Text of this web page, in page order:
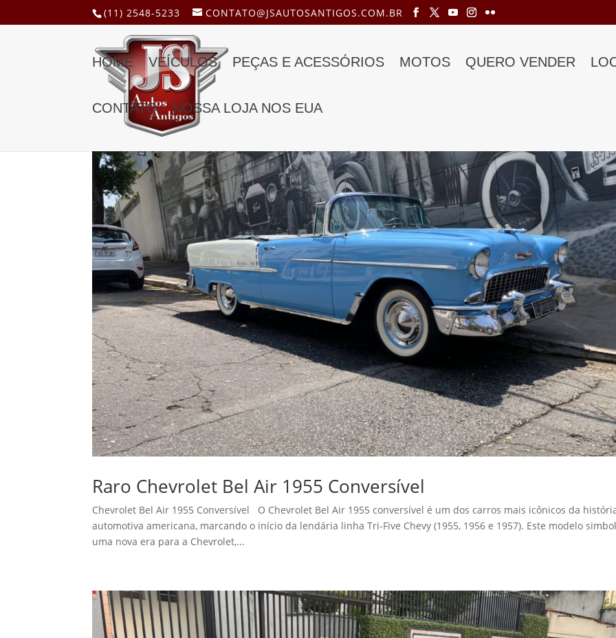
(11) 2548-5233 CONTATO@JSAUTOSANTIGOS.COM.BR
HOME VEÍCULOS PEÇAS E ACESSÓRIOS MOTOS QUERO VENDER
CONTATO NOSSA LOJA NOS EUA
Raro Chevrolet Bel Air 1955 Conversível
Chevrolet Bel Air 1955 Conversível O Chevrolet Bel Air 1955 conversível é um dos carros mais icônicos da
automotiva americana, marcando o início da lendária linha Tri-Five Chevy (1955, 1956 e 1957). Este modelo
uma nova era para a Chevrolet,...